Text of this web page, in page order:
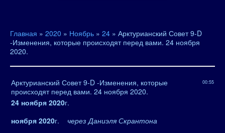
Главная » 2020 » Ноябрь » 24 » Арктурианский Совет 9-D
-Изменения, которые происходят перед вами. 24 ноября
2020.
00:55
Арктурианский Совет 9-D -Изменения, которые
происходят перед вами. 24 ноября 2020.
24 ноября 2020г.
ноября 2020г.
через Даниэля Скрантона